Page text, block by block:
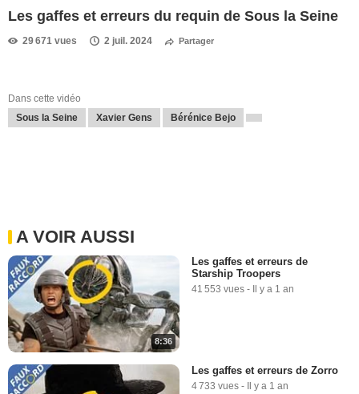
Les gaffes et erreurs du requin de Sous la Seine
29 671 vues 2 juil. 2024 Partager
Dans cette vidéo
Sous la Seine
Xavier Gens Bérénice Bejo
A VOIR AUSSI
8:36
Les gaffes et erreurs de
Starship Troopers
41 553 vues - Il y a 1 an
Les gaffes et erreurs de Zorro
4 733 vues - Il y a 1 an